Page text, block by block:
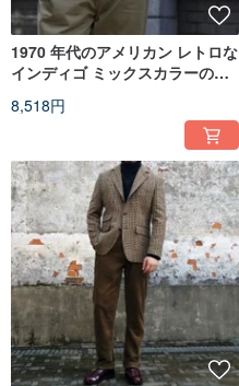
1970 年代のアメリカン レトロな
インディゴ ミックスカラーのヘ
着用できます。
8,518円